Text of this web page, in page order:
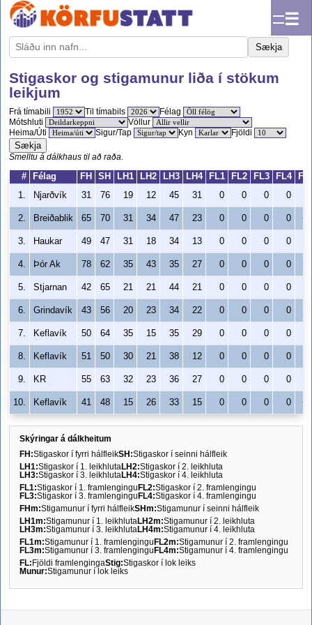
☰
Sækja
Stigaskor og stigamunur liða í stökum
leikjum
Frá tímabili Til tímabils
Félag
Mótshluti
Völlur
Heima/Úti
Sigur/Tap Kyn Fjöldi
Sækja
Smelltu á dálkhaus til að raða.
#
Félag FH SH LH1 LH2 LH3 LH4 FL1 FL2 FL3 FL4
1.
Njarðvík 31 76 19 12 45 31 0 0 0 0
2. Breiðablik 65 70 31 34 47 23 0 0 0 0
3. Haukar 49 47 31 18 34 13 0 0 0 0
4. Þór Ak 78 62 35 43 35 27 0 0 0 0
5. Stjarnan 42 65 21 21 44 21 0 0 0 0
6. Grindavík 43 56 20 23 34 22 0 0 0 0
7. Keflavík 50 64 35 15 35 29 0 0 0 0
8. Keflavík 51 50 30 21 38 12 0 0 0 0
9. KR 55 63 32 23 36 27 0 0 0 0
10. Keflavík 41 48 15 26 33 15 0 0 0 0
Skýringar á dálkheitum
FH:Stigaskor í fyrri hálfleikSH:Stigaskor í seinni hálfleik
LH1:Stigaskor í 1. leikhlutaLH2:Stigaskor í 2. leikhluta
LH3:Stigaskor í 3. leikhlutaLH4:Stigaskor í 4. leikhluta
FL1:Stigaskor í 1. framlengingu FL2:Stigaskor í 2. framlengingu
FL3:Stigaskor í 3. framlengingu FL4:Stigaskor í 4. framlengingu
FHm:Stigamunur í fyrri hálfleikSHm:Stigamunur í seinni hálfleik
LH1m:Stigamunur í 1. leikhlutaLH2m:Stigamunur í 2. leikhluta
LH3m:Stigamunur í 3. leikhlutaLH4m:Stigamunur í 4. leikhluta
FL1m:Stigamunur í 1. framlengingu FL2m:Stigamunur í 2. framlengingu
FL3m:Stigamunur í 3. framlengingu FL4m:Stigamunur í 4. framlengingu
FL: Fjöldi framlengingaStig:Stigaskor í lok leiks
Munur:Stigamunur í lok leiks